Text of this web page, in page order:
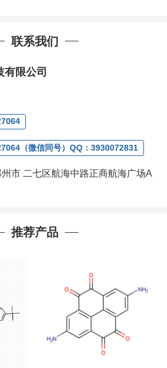
可根据客户需求进行分装
研单位先发货和
所有运费。
13393727064
(欢迎致电
联系我们
有限公司
（微信同号）QQ：3930072831
市 二七区航海中路正商航海广场A
推荐产品